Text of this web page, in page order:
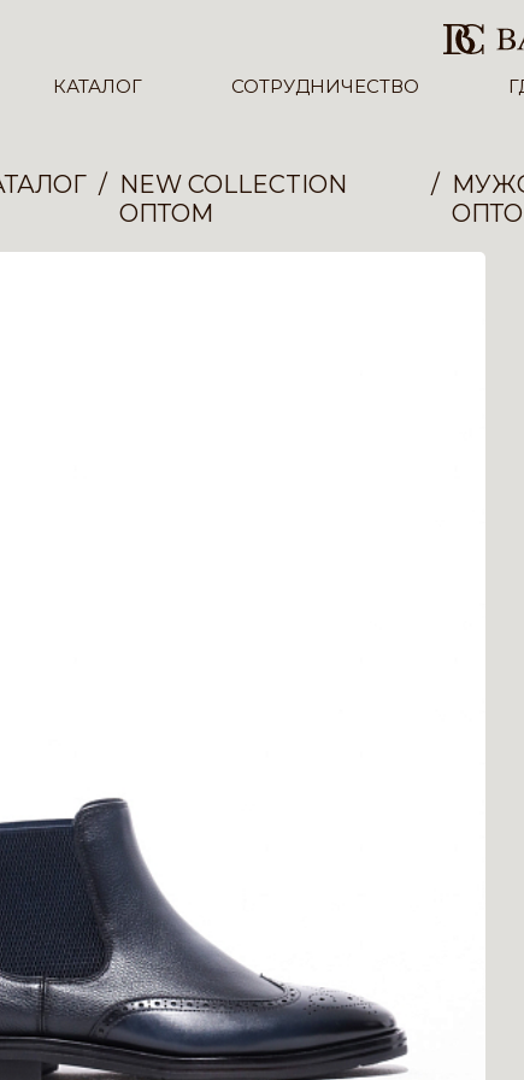
КАТАЛОГ СОТРУДНИЧЕСТВО
NEW COLLECTION
ОПТОМ